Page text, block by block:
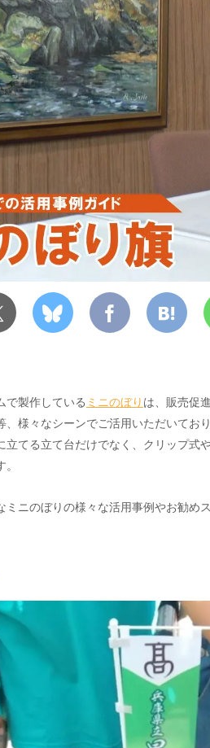
で製作している ミニのぼり は、販売促
、様々なシーンでご活用いただいてお
立てる立て台だけでなく、クリップ式
ミニのぼりの様々な活用事例やお勧め